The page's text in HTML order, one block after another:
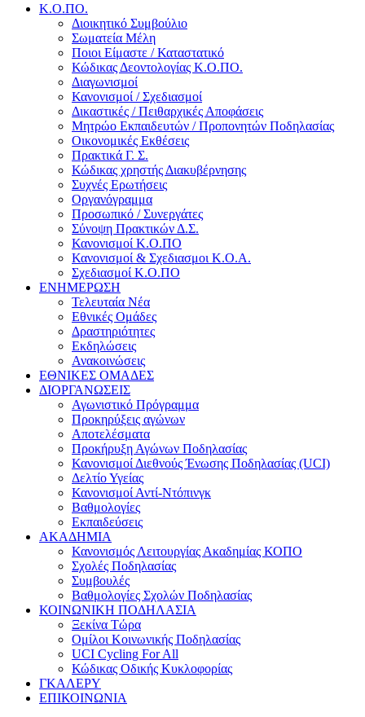
Κ.Ο.ΠΟ.
Διοικητικό Συμβούλιο
Σωματεία Μέλη
Ποιοι Είμαστε / Καταστατικό
Κώδικας Δεοντολογίας Κ.Ο.ΠΟ.
Διαγωνισμοί
Κανονισμοί / Σχεδιασμοί
Δικαστικές / Πειθαρχικές Αποφάσεις
Μητρώο Εκπαιδευτών / Προπονητών Ποδηλασίας
Οικονομικές Εκθέσεις
Πρακτικά Γ. Σ.
Κώδικας χρηστής Διακυβέρνησης
Συχνές Ερωτήσεις
Οργανόγραμμα
Προσωπικό / Συνεργάτες
Σύνοψη Πρακτικών Δ.Σ.
Κανονισμοί Κ.Ο.ΠΟ
Κανονισμοί & Σχεδιασμοι Κ.Ο.Α.
Σχεδιασμοί Κ.Ο.ΠΟ
ΕΝΗΜΕΡΩΣΗ
Τελευταία Νέα
Εθνικές Ομάδες
Δραστηριότητες
Εκδηλώσεις
Ανακοινώσεις
ΕΘΝΙΚΕΣ ΟΜΑΔΕΣ
ΔΙΟΡΓΑΝΩΣΕΙΣ
Αγωνιστικό Πρόγραμμα
Προκηρύξεις αγώνων
Αποτελέσματα
Προκήρυξη Αγώνων Ποδηλασίας
Κανονισμοί Διεθνούς Ένωσης Ποδηλασίας (UCI)
Δελτίο Υγείας
Κανονισμοί Αντί-Ντόπινγκ
Βαθμολογίες
Εκπαιδεύσεις
ΑΚΑΔΗΜΙΑ
Κανονισμός Λειτουργίας Ακαδημίας ΚΟΠΟ
Σχολές Ποδηλασίας
Συμβουλές
Βαθμολογίες Σχολών Ποδηλασίας
ΚΟΙΝΩΝΙΚΗ ΠΟΔΗΛΑΣΙΑ
Ξεκίνα Τώρα
Ομίλοι Κοινωνικής Ποδηλασίας
UCI Cycling For All
Κώδικας Οδικής Κυκλοφορίας
ΓΚΑΛΕΡΥ
ΕΠΙΚΟΙΝΩΝΙΑ